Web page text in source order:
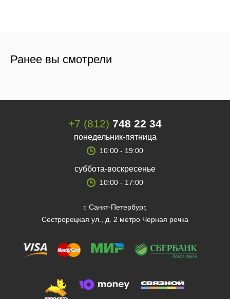
Ранее вы смотрели
+7 (812) 748 22 34
понедельник-пятница
10:00 - 19:00
суббота-воскресенье
10:00 - 17:00
г. Санкт-Петербург,
Сестрорецкая ул., д. 2 метро Черная речка